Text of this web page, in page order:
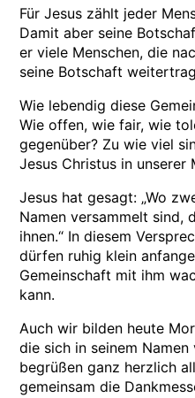
Für Jesus zählt jeder
Damit aber seine
er viele Menschen, die
seine Botschaft
Wie lebendig diese
Wie offen, wie fair, wie
gegenüber? Zu wie viel
Jesus Christus in unserer
Jesus hat gesagt: „Wo
Namen versammelt sind,
ihnen.“ In diesem
dürfen ruhig klein
Gemeinschaft mit ihm
kann.
Auch wir bilden heute
die sich in seinem
begrüßen ganz herzlich
gemeinsam die